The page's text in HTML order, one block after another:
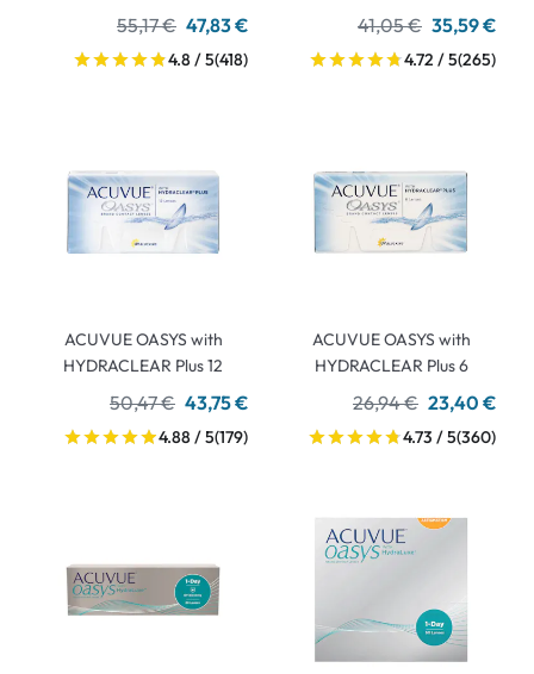
55,17 € 47,83 €
4.8 / 5(418)
41,05 € 35,59 €
4.72 / 5(265)
ACUVUE OASYS with
HYDRACLEAR Plus 12
50,47 € 43,75 €
4.88 / 5(179)
ACUVUE OASYS with
HYDRACLEAR Plus 6
26,94 € 23,40 €
4.73 / 5(360)